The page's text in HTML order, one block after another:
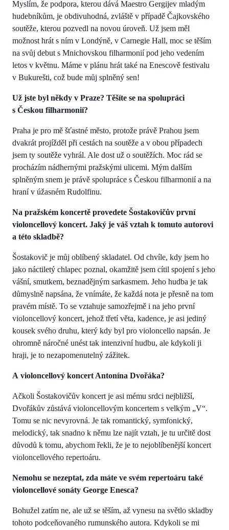
Myslím, že podpora, kterou dává Maestro Gergijev mladým
hudebníkům, je obdivuhodná, zvláště v případě Čajkovského
soutěže, kterou pozvedl na novou úroveň. Už jsem měl
možnost hrát s ním v Londýně, v Carnegie Hall, moc se těším
na svůj debut s Mnichovskou filharmonií pod jeho vedením
letos v květnu. Máme v plánu hrát také na Enescově festivalu
v Bukurešti, což bude můj splněný sen!
Už jste byl někdy v Praze? Těšíte se na spolupráci
s Českou filharmonií?
Praha je pro mě šťastné město, protože právě Prahou jsem
dvakrát projížděl při cestách na soutěže a v obou případech
jsem ty soutěže vyhrál. Ale dost už o soutěžích. Moc rád se
procházím nádhernými pražskými ulicemi. Mým dalším
splněným snem je právě spolupráce s Českou filharmonií a na
hraní v úžasném Rudolfinu.
Na pražském koncertě provedete Šostakovičův první
violoncellový koncert. Jaký je váš vztah k tomuto autorovi
a této skladbě?
Šostakovič je můj oblíbený skladatel. Od chvíle, kdy jsem ho
jako náctiletý chlapec poznal, okamžitě jsem cítil spojení s jeho
vášní, smutkem, beznadějným sarkasmem. Jeho hudba je tak
důmyslně napsána, že vnímáte, že každá nota je přesně na tom
pravém místě. To se vztahuje samozřejmě i na jeho první
violoncellový koncert, jehož třetí věta, kadence, je asi jediný
kousek svého druhu, který kdy byl pro violoncello napsán. Je
ohromně náročné unést tak intenzivní hudbu, ale kdykoli ji
hraji, je to nezapomenutelný zážitek.
A violoncellový koncert Antonína Dvořáka?
Ačkoli Šostakovičův koncert je asi mému srdci nejbližší,
Dvořákův zůstává violoncellovým koncertem s velkým „V“.
Tomu se nic nevyrovná. Je tak romantický, symfonický,
melodický, tak snadno k němu lze najít vztah, je tu určitě dost
důvodů k tomu, abychom řekli, že je to nejoblíbenější koncert
violoncellového repertoáru.
Nemohu se nezeptat, zda máte ve svém repertoáru také
violoncellové sonáty George Enesca?
Bohužel zatím ne, ale už se těším, až vynesu na světlo skladby
tohoto podceňovaného rumunského autora. Kdykoli se mi